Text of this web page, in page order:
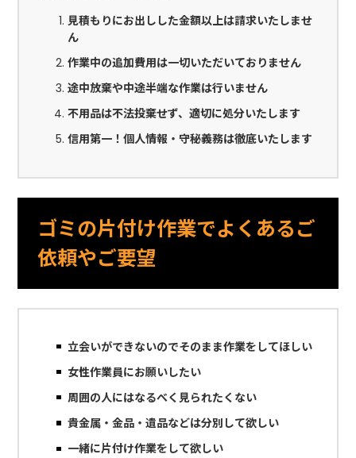
見積もりにお出しした金額以上は請求いたしませ
ん
作業中の追加費用は一切いただいておりません
途中放棄や中途半端な作業は行いません
不用品は不法投棄せず、適切に処分いたします
信用第一！個人情報・守秘義務は徹底いたします
ゴミの片付け作業でよくあるご
依頼やご要望
立会いができないのでそのまま作業をしてほしい
女性作業員にお願いしたい
周囲の人にはなるべく見られたくない
貴金属・金品・遺品などは分別して欲しい
一緒に片付け作業をして欲しい